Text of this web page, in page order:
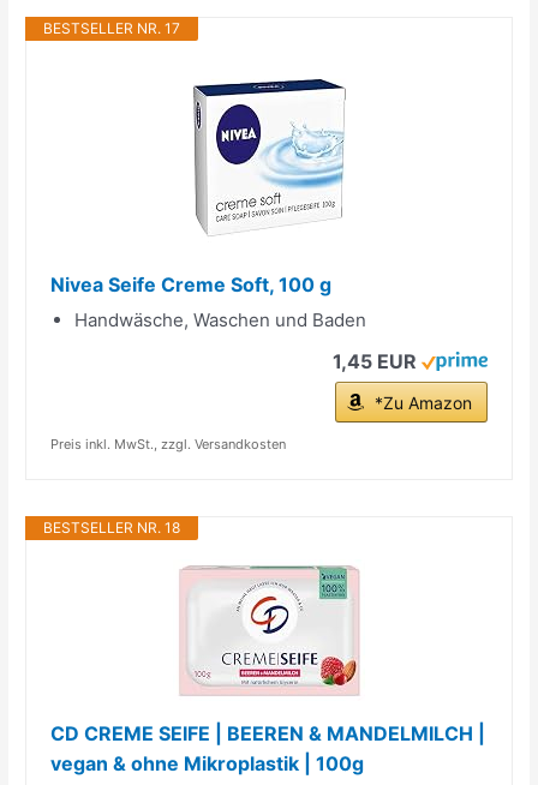
BESTSELLER NR. 17
Nivea Seife Creme Soft, 100 g
Handwäsche, Waschen und Baden
1,45 EUR
*Zu Amazon
Preis inkl. MwSt., zzgl. Versandkosten
BESTSELLER NR. 18
CD CREME SEIFE | BEEREN & MANDELMILCH |
vegan & ohne Mikroplastik | 100g